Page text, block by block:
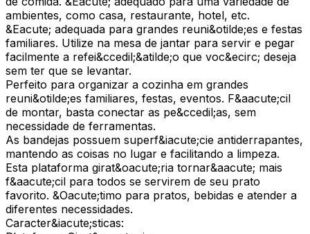
ambientes, como casa, restaurante, hotel, etc.
&Eacute; adequada para grandes reuni&otilde;es e festas
familiares. Utilize na mesa de jantar para servir e pegar
facilmente a refei&ccedil;&atilde;o que voc&ecirc; deseja
sem ter que se levantar.
Perfeito para organizar a cozinha em grandes
reuni&otilde;es familiares, festas, eventos. F&aacute;cil
de montar, basta conectar as pe&ccedil;as, sem
necessidade de ferramentas.
As bandejas possuem superf&iacute;cie antiderrapantes,
mantendo as coisas no lugar e facilitando a limpeza.
Esta plataforma girat&oacute;ria tornar&aacute; mais
f&aacute;cil para todos se servirem de seu prato
favorito. &Oacute;timo para pratos, bebidas e atender a
diferentes necessidades.
Caracter&iacute;sticas: